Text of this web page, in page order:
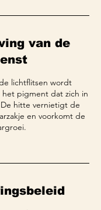
van de
lichtflitsen wordt
pigment dat zich in
hitte vernietigt de
en voorkomt de